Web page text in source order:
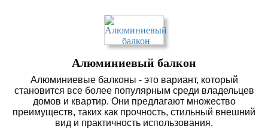
Алюминиевый балкон
Алюминиевые балконы - это вариант, который
становится все более популярным среди владельцев
домов и квартир. Они предлагают множество
преимуществ, таких как прочность, стильный внешний
вид и практичность использования.